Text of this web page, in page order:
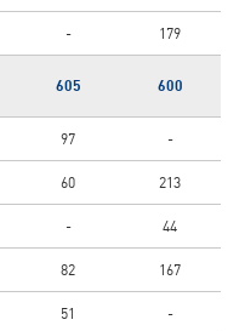
- 179
605 600
97 -
60 213
- 44
82 167
51 -